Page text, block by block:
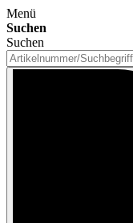
Menü
Suchen
Suchen